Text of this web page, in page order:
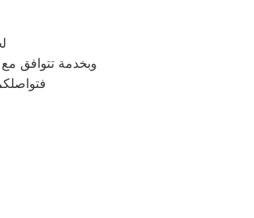
وبخدمة تتوافق